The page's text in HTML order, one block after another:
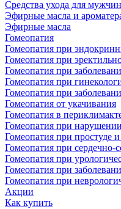
Средства ухода для мужчин
Эфирные масла и
Эфирные масла
Гомеопатия
Гомеопатия при
Гомеопатия при
Гомеопатия при
Гомеопатия при
Гомеопатия при
Гомеопатия от укачивания
Гомеопатия в
Гомеопатия при
Гомеопатия при простуде
Гомеопатия при сердечно-
Гомеопатия при
Гомеопатия при
Гомеопатия при
Акции
Как купить